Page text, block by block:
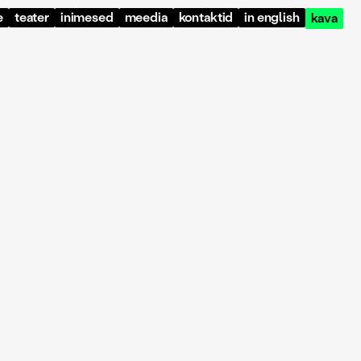
teater inimesed meedia kontaktid in english kava